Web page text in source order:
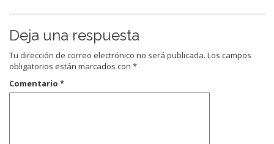
Deja una respuesta
Tu dirección de correo electrónico no será publicada. Los campos
obligatorios están marcados con *
Comentario *